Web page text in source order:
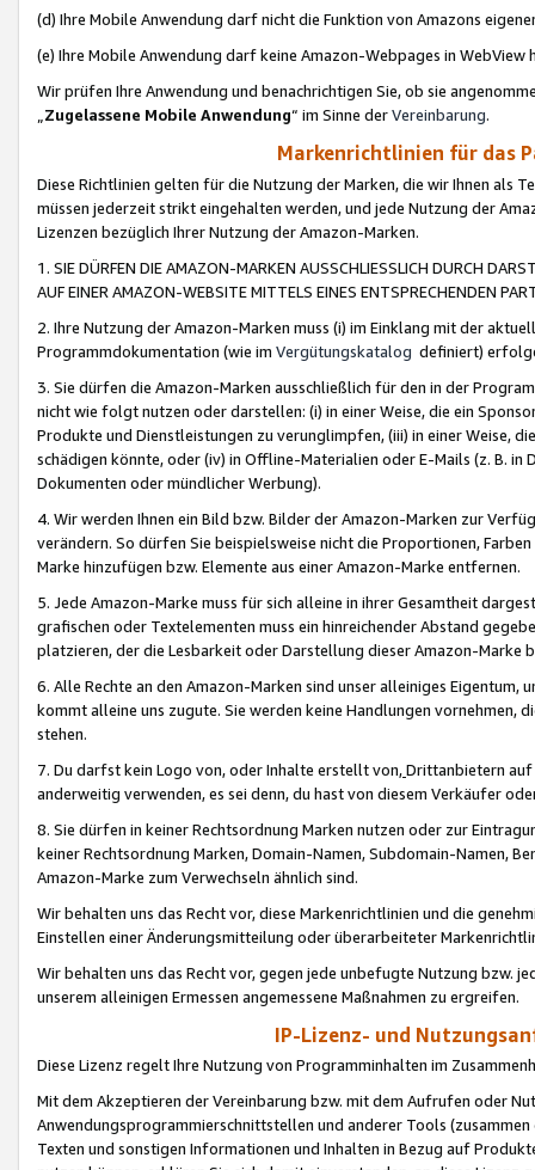
(d) Ihre Mobile Anwendung darf nicht die Funktion von Amazons
(e) Ihre Mobile Anwendung darf keine Amazon-Webpages in WebView
Wir prüfen Ihre Anwendung und benachrichtigen Sie, ob sie
„Zugelassene Mobile Anwendung“ im Sinne derVereinbarung.
Markenrichtlinien für das
Diese Richtlinien gelten für die Nutzung der Marken, die wir Ihnen als
müssen jederzeit strikt eingehalten werden, und jede Nutzung der
Lizenzen bezüglich Ihrer Nutzung der Amazon-Marken.
1. SIE DÜRFEN DIE AMAZON-MARKEN AUSSCHLIESSLICH DURCH
AUF EINER AMAZON-WEBSITE MITTELS EINES ENTSPRECHENDEN
2. Ihre Nutzung der Amazon-Marken muss (i) im Einklang mit der
Programmdokumentation (wie im Vergütungskatalog definiert)
3. Sie dürfen die Amazon-Marken ausschließlich für den in der
nicht wie folgt nutzen oder darstellen: (i) in einer Weise, die ein
Produkte und Dienstleistungen zu verunglimpfen, (iii) in einer Weise,
schädigen könnte, oder (iv) in Offline-Materialien oder E-Mails (z. B. in
Dokumenten oder mündlicher Werbung).
4. Wir werden Ihnen ein Bild bzw. Bilder der Amazon-Marken zur
verändern. So dürfen Sie beispielsweise nicht die Proportionen,
Marke hinzufügen bzw. Elemente aus einer Amazon-Marke entfernen.
5. Jede Amazon-Marke muss für sich alleine in ihrer Gesamtheit
grafischen oder Textelementen muss ein hinreichender Abstand
platzieren, der die Lesbarkeit oder Darstellung dieser Amazon-Marke
6. Alle Rechte an den Amazon-Marken sind unser alleiniges
kommt alleine uns zugute. Sie werden keine Handlungen vornehmen,
stehen.
7. Du darfst kein Logo von, oder Inhalte erstellt von,Drittanbietern auf
anderweitig verwenden, es sei denn, du hast von diesem Verkäufer
8. Sie dürfen in keiner Rechtsordnung Marken nutzen oder zur
keiner Rechtsordnung Marken, Domain-Namen, Subdomain-Namen,
Amazon-Marke zum Verwechseln ähnlich sind.
Wir behalten uns das Recht vor, diese Markenrichtlinien und die
Einstellen einer Änderungsmitteilung oder überarbeiteter
Wir behalten uns das Recht vor, gegen jede unbefugte Nutzung bzw.
unserem alleinigen Ermessen angemessene Maßnahmen zu ergreifen.
IP-Lizenz- und
Diese Lizenz regelt Ihre Nutzung von Programminhalten im
Mit dem Akzeptieren der Vereinbarung bzw. mit dem Aufrufen oder
Anwendungsprogrammierschnittstellen und anderer Tools (zusammen
Texten und sonstigen Informationen und Inhalten in Bezug auf